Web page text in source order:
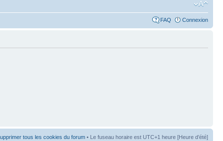
FAQ Connexion
tous les cookies du forum • Le fuseau horaire est UTC+1 heure [Heure d’été]